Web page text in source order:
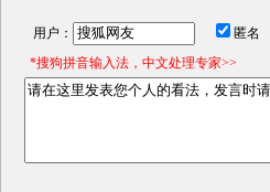
用户： 匿名
*搜狗拼音输入法，中文处理专家>>